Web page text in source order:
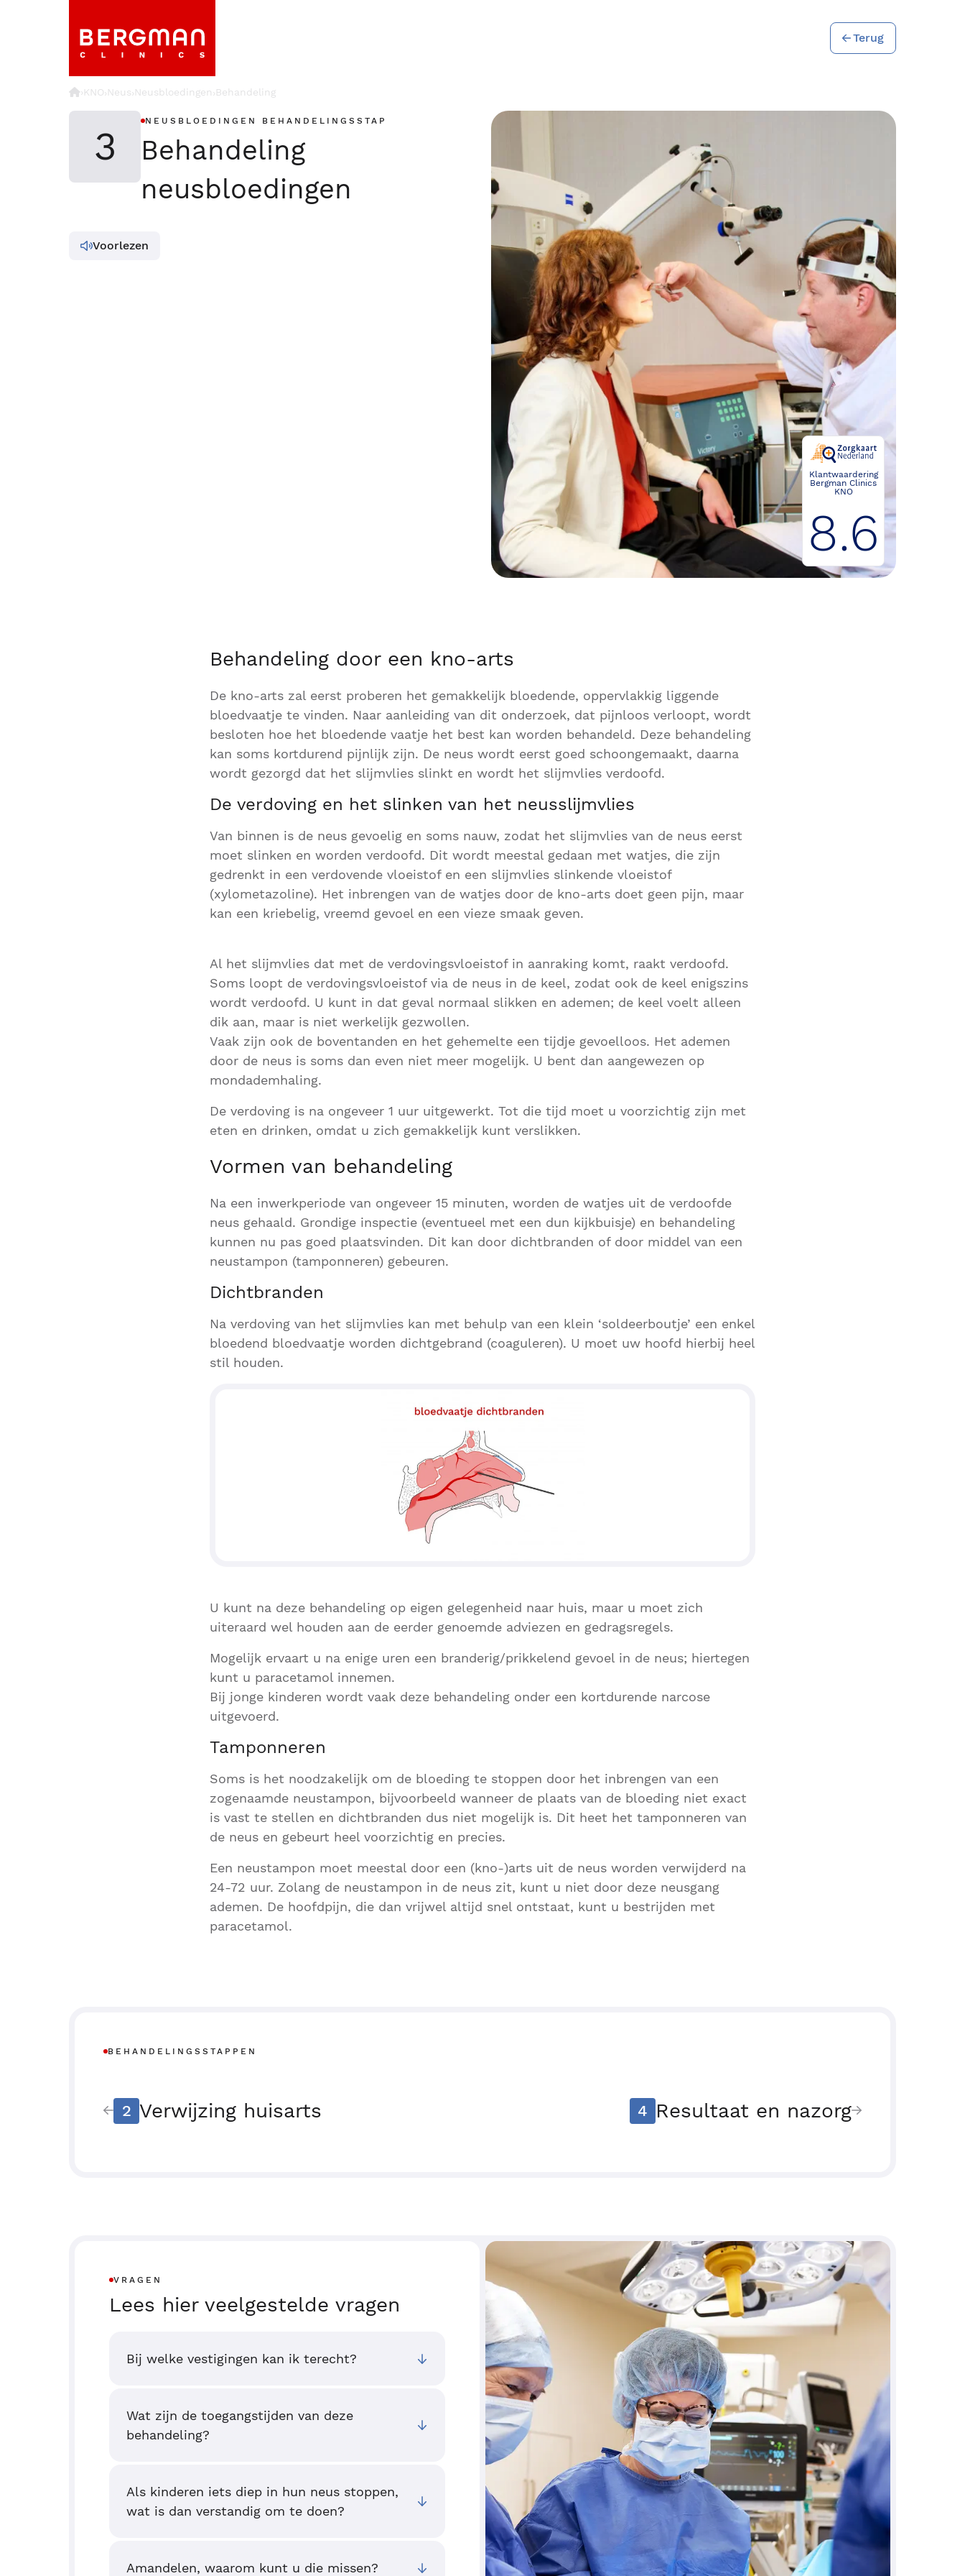
Terug
›KNO›Neus›Neusbloedingen›Behandeling
3
NEUSBLOEDINGEN BEHANDELINGSSTAP
Behandeling
neusbloedingen
Voorlezen
Klantwaardering
Bergman Clinics
KNO
8.6
Behandeling door een kno-arts
De kno-arts zal eerst proberen het gemakkelijk bloedende, oppervlakkig liggende
bloedvaatje te vinden. Naar aanleiding van dit onderzoek, dat pijnloos verloopt, wordt
besloten hoe het bloedende vaatje het best kan worden behandeld. Deze behandeling
kan soms kortdurend pijnlijk zijn. De neus wordt eerst goed schoongemaakt, daarna
wordt gezorgd dat het slijmvlies slinkt en wordt het slijmvlies verdoofd.
De verdoving en het slinken van het neusslijmvlies
Van binnen is de neus gevoelig en soms nauw, zodat het slijmvlies van de neus eerst
moet slinken en worden verdoofd. Dit wordt meestal gedaan met watjes, die zijn
gedrenkt in een verdovende vloeistof en een slijmvlies slinkende vloeistof
(xylometazoline). Het inbrengen van de watjes door de kno-arts doet geen pijn, maar
kan een kriebelig, vreemd gevoel en een vieze smaak geven.
Al het slijmvlies dat met de verdovingsvloeistof in aanraking komt, raakt verdoofd.
Soms loopt de verdovingsvloeistof via de neus in de keel, zodat ook de keel enigszins
wordt verdoofd. U kunt in dat geval normaal slikken en ademen; de keel voelt alleen
dik aan, maar is niet werkelijk gezwollen.
Vaak zijn ook de boventanden en het gehemelte een tijdje gevoelloos. Het ademen
door de neus is soms dan even niet meer mogelijk. U bent dan aangewezen op
mondademhaling.
De verdoving is na ongeveer 1 uur uitgewerkt. Tot die tijd moet u voorzichtig zijn met
eten en drinken, omdat u zich gemakkelijk kunt verslikken.
Vormen van behandeling
Na een inwerkperiode van ongeveer 15 minuten, worden de watjes uit de verdoofde
neus gehaald. Grondige inspectie (eventueel met een dun kijkbuisje) en behandeling
kunnen nu pas goed plaatsvinden. Dit kan door dichtbranden of door middel van een
neustampon (tamponneren) gebeuren.
Dichtbranden
Na verdoving van het slijmvlies kan met behulp van een klein ‘soldeerboutje’ een enkel
bloedend bloedvaatje worden dichtgebrand (coaguleren). U moet uw hoofd hierbij heel
stil houden.
U kunt na deze behandeling op eigen gelegenheid naar huis, maar u moet zich
uiteraard wel houden aan de eerder genoemde adviezen en gedragsregels.
Mogelijk ervaart u na enige uren een branderig/prikkelend gevoel in de neus; hiertegen
kunt u paracetamol innemen.
Bij jonge kinderen wordt vaak deze behandeling onder een kortdurende narcose
uitgevoerd.
Tamponneren
Soms is het noodzakelijk om de bloeding te stoppen door het inbrengen van een
zogenaamde neustampon, bijvoorbeeld wanneer de plaats van de bloeding niet exact
is vast te stellen en dichtbranden dus niet mogelijk is. Dit heet het tamponneren van
de neus en gebeurt heel voorzichtig en precies.
Een neustampon moet meestal door een (kno-)arts uit de neus worden verwijderd na
24-72 uur. Zolang de neustampon in de neus zit, kunt u niet door deze neusgang
ademen. De hoofdpijn, die dan vrijwel altijd snel ontstaat, kunt u bestrijden met
paracetamol.
BEHANDELINGSSTAPPEN
2 Verwijzing huisarts 4 Resultaat en nazorg
VRAGEN
Lees hier veelgestelde vragen
Bij welke vestigingen kan ik terecht?
Wat zijn de toegangstijden van deze
behandeling?
Als kinderen iets diep in hun neus stoppen,
wat is dan verstandig om te doen?
Amandelen, waarom kunt u die missen?